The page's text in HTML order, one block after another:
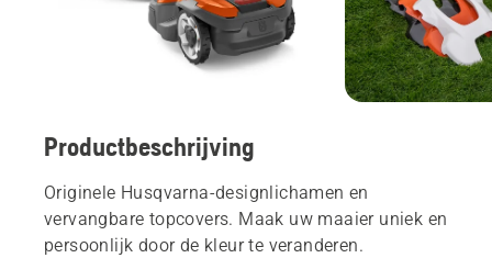
Productbeschrijving
Originele Husqvarna-designlichamen en
vervangbare topcovers. Maak uw maaier uniek en
persoonlijk door de kleur te veranderen.